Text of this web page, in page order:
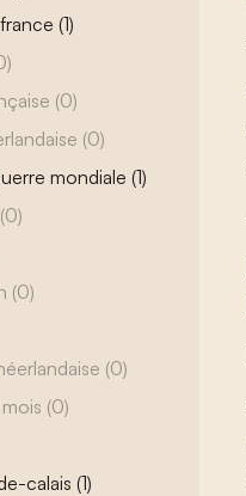
(1)
(0)
(0)
mondiale (1)
(0)
(0)
(0)
(0)
calais (1)